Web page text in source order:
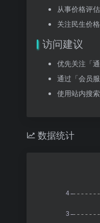
从事价格评
关注民生价
访问建议
优先关注「
通过「会员
使用站内搜
数据统计